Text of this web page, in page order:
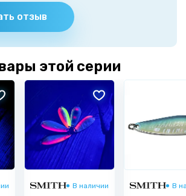
отзыв
этой серии
В наличии В